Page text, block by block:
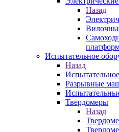
Назад
Испытательное
Назад
Разрывные
Твердомеры
Назад